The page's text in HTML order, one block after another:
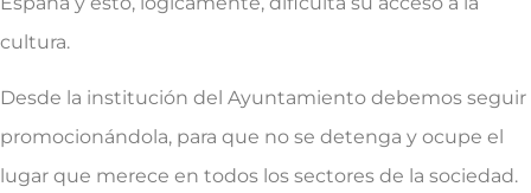
cultura.
Desde la institución del Ayuntamiento debemos seguir
promocionándola, para que no se detenga y ocupe el
lugar que merece en todos los sectores de la sociedad.